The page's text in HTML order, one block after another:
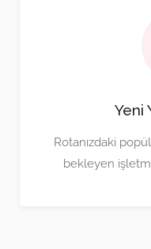
Yeni
Rotanızdaki
bekleyen